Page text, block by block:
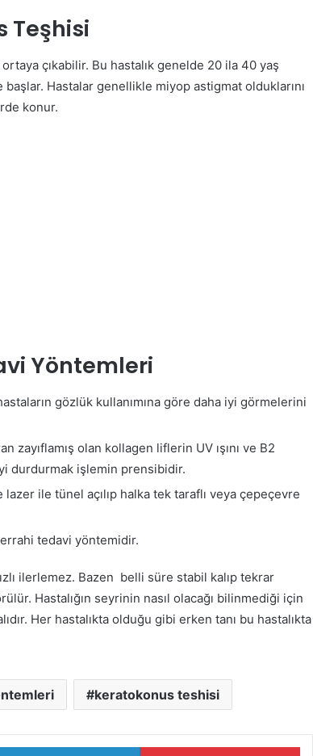
Teşhisi
çıkabilir. Bu hastalık genelde 20 ila 40 yaş
Hastalar genellikle miyop astigmat olduklarını
konur.
Yöntemleri
gözlük kullanımına göre daha iyi görmelerini
zayıflamış olan kollagen liflerin UV ışını ve B2
durdurmak işlemin prensibidir.
ile tünel açılıp halka tek taraflı veya çepeçevre
tedavi yöntemidir.
ilerlemez. Bazen belli süre stabil kalıp tekrar
Hastalığın seyrinin nasıl olacağı bilinmediği için
Her hastalıkta olduğu gibi erken tanı bu hastalıkta
keratokonus teshisi
LinkedIn Pinterest